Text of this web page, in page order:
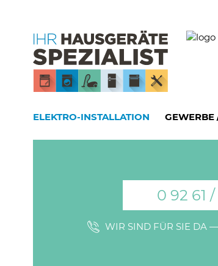
ELEKTRO-INSTALLATION GEWERBE
0 92 61
WIR SIND FÜR SIE DA